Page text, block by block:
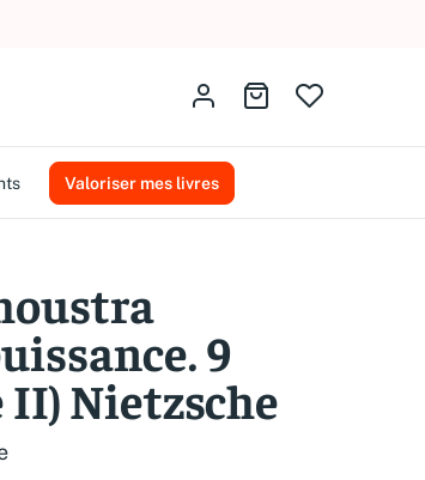
Identifiez-vousAller au panier
Valoriser mes livres
9
Nietzsche